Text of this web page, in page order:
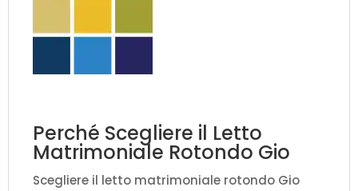
Perché Scegliere il Letto
Matrimoniale Rotondo Gio
Scegliere il letto matrimoniale rotondo Gio